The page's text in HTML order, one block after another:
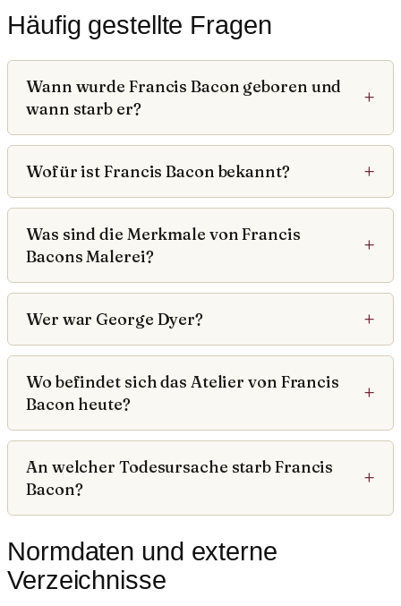
Häufig gestellte Fragen
Wann wurde Francis Bacon geboren und
wann starb er?
Wofür ist Francis Bacon bekannt?
Was sind die Merkmale von Francis
Bacons Malerei?
Wer war George Dyer?
Wo befindet sich das Atelier von Francis
Bacon heute?
An welcher Todesursache starb Francis
Bacon?
Normdaten und externe
Verzeichnisse